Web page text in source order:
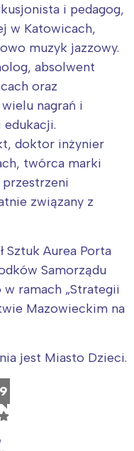
i pedagog,
w Katowicach,
muzyk jazzowy.
absolwent
oraz
nagrań i
doktor inżynier
twórca marki
związany z
Sztuk Aurea Porta
Samorządu
ramach „Strategii
Mazowieckim na
jest Miasto Dzieci.